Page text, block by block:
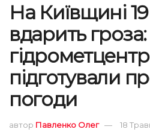
На Київщині
вдарить
підготували
погоди
автор Павленко Олег 18